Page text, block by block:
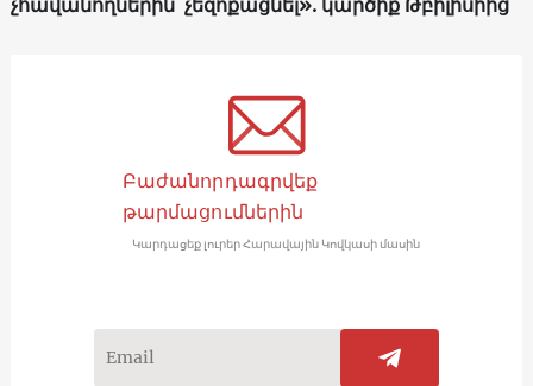
Բաժանորդագրվեք
թարմացումներին
Կարդացեք լուրեր Հարավային Կովկասի մասին